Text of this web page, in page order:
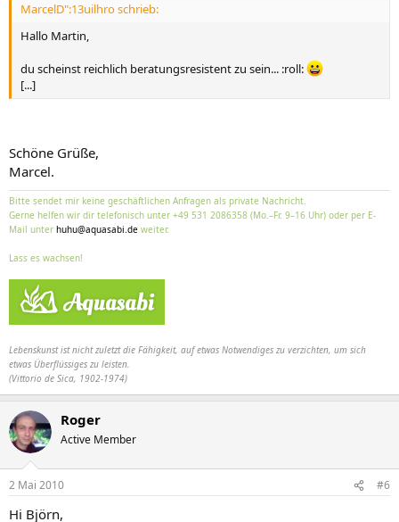
MarcelD":13uilhro schrieb:
Hallo Martin,
du scheinst reichlich beratungsresistent zu sein... :roll:
[...]
Schöne Grüße,
Marcel.
Bitte sendet mir keine geschäftlichen Anfragen als private Nachricht.
Gerne helfen wir dir telefonisch unter +49 531 2086358 (Mo.–Fr. 9–16 Uhr) oder per E-
Mail unter huhu@aquasabi.de weiter.
Lass es wachsen!
Lebenskunst ist nicht zuletzt die Fähigkeit, auf etwas Notwendiges zu verzichten, um sich
etwas Überflüssiges zu leisten.
(Vittorio de Sica, 1902-1974)
Roger
Active Member
2 Mai 2010 #6
Hi Björn,